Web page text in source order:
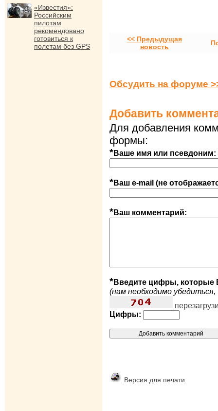
«Известия»:
Российским
пилотам
рекомендовано
готовиться к
полетам без GPS
<< Предыдущая
новость
Обсудить на форуме
Добавить
Для добавления
формы:
*Ваше имя или псевдоним:
*Ваш e-mail (не
*Ваш комментарий:
*Введите цифры, которые
(нам необходимо
Цифры:
Версия для печати